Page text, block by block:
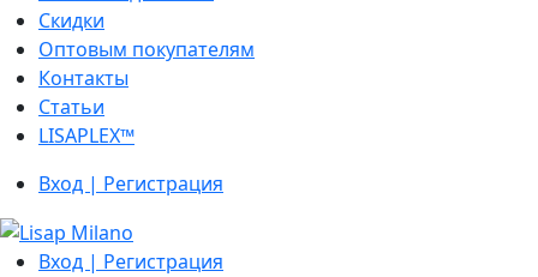
Скидки
Оптовым покупателям
Контакты
Статьи
LISAPLEX™
Вход | Регистрация
Вход | Регистрация